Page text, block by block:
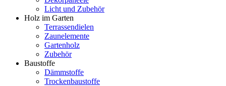
Licht und Zubehör
Holz im Garten
Terrassendielen
Zaunelemente
Gartenholz
Zubehör
Baustoffe
Dämmstoffe
Trockenbaustoffe